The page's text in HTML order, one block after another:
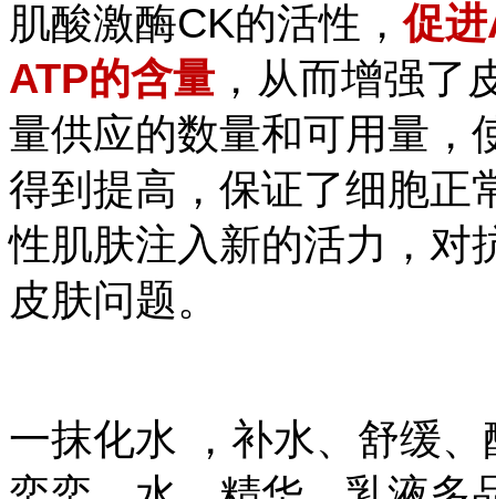
肌酸激酶CK的活性，促
ATP的含量 ，从而增强
量供应的数量和可用量，
得到提高，保证了细胞正
性肌肤注入新的活力，对
皮肤问题。
一抹化水 ，补水、舒缓